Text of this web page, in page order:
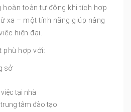
hoàn toàn tự động khi tích hợp
xa – một tính năng giúp nâng
hiện đại.
phù hợp với:
sở
tại nhà
tâm đào tạo